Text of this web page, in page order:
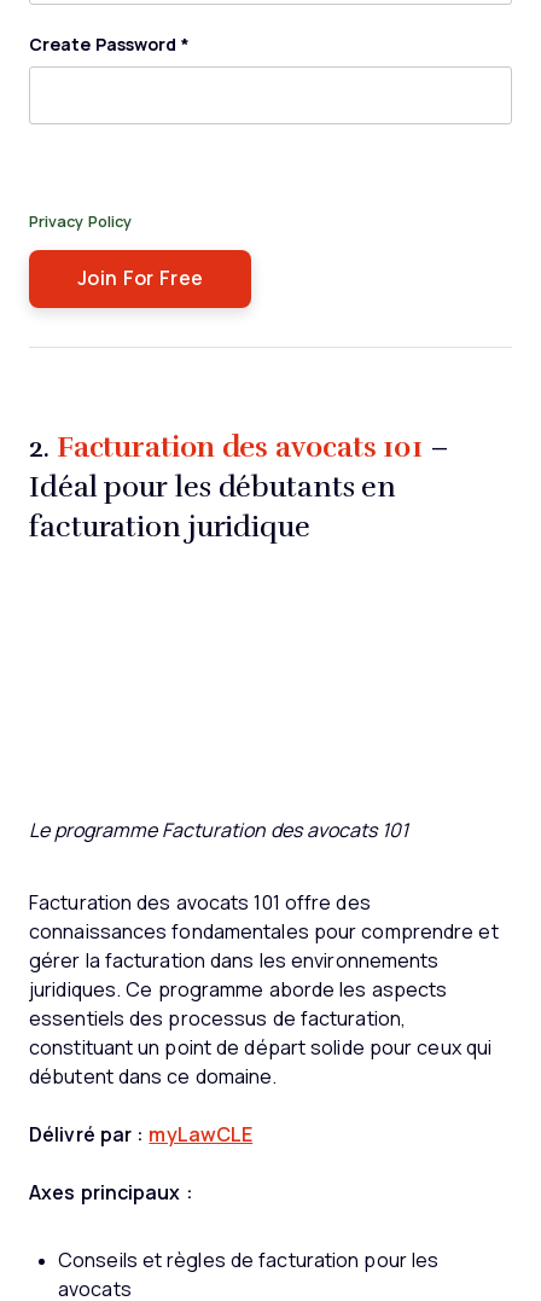
Create Password *
Privacy Policy
2. Facturation des avocats 101 –
Idéal pour les débutants en
facturation juridique
Le programme Facturation des avocats 101
Facturation des avocats 101 offre des
connaissances fondamentales pour comprendre et
gérer la facturation dans les environnements
juridiques. Ce programme aborde les aspects
essentiels des processus de facturation,
constituant un point de départ solide pour ceux qui
débutent dans ce domaine.
Délivré par : myLawCLE
Axes principaux :
Conseils et règles de facturation pour les
avocats